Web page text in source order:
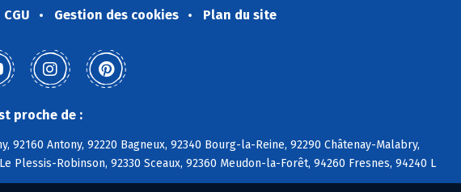
CGU Gestion des cookies Plan du site
proche de :
92160 Antony, 92220 Bagneux, 92340 Bourg-la-Reine, 92290 Châtenay-Malabry,
Plessis-Robinson, 92330 Sceaux, 92360 Meudon-la-Forêt, 94260 Fresnes, 94240 L